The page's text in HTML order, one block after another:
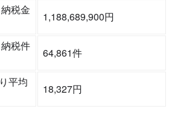
税金
1,188,689,900円
税件
64,861件
平均
18,327円